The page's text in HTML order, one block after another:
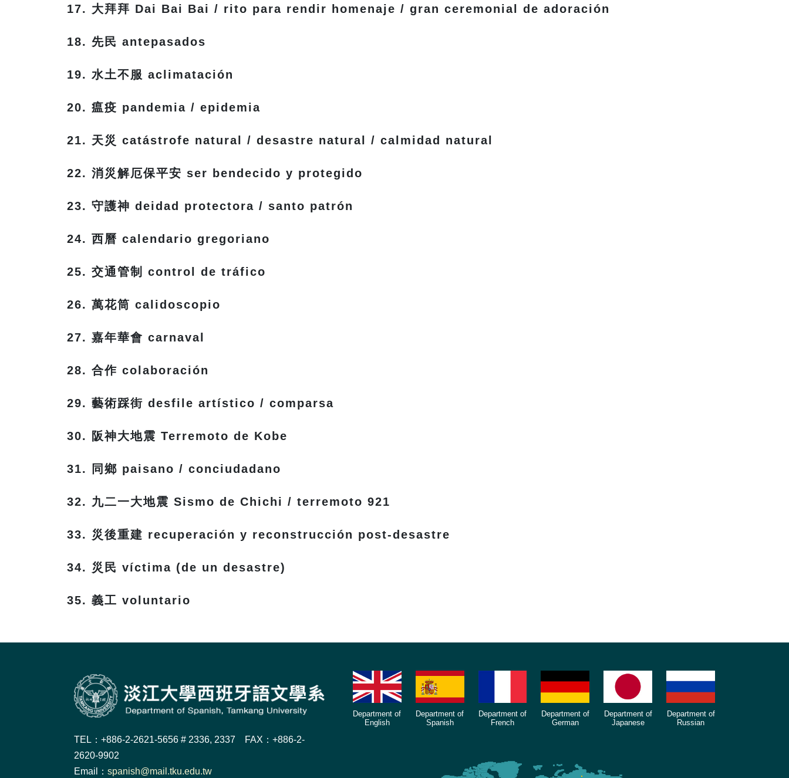
17. 大拜拜 Dai Bai Bai / rito para rendir homenaje / gran ceremonial de adoración
18. 先民 antepasados
19. 水土不服 aclimatación
20. 瘟疫 pandemia / epidemia
21. 天災 catástrofe natural / desastre natural / calmidad natural
22. 消災解厄保平安 ser bendecido y protegido
23. 守護神 deidad protectora / santo patrón
24. 西曆 calendario gregoriano
25. 交通管制 control de tráfico
26. 萬花筒 calidoscopio
27. 嘉年華會 carnaval
28. 合作 colaboración
29. 藝術踩街 desfile artístico / comparsa
30. 阪神大地震 Terremoto de Kobe
31. 同鄉 paisano / conciudadano
32. 九二一大地震 Sismo de Chichi / terremoto 921
33. 災後重建 recuperación y reconstrucción post-desastre
34. 災民 víctima (de un desastre)
35. 義工 voluntario
TEL：+886-2-2621-5656 # 2336, 2337 FAX：+886-2-
2620-9902
Email： spanish@mail.tku.edu.tw
Department of
English
Department of
Spanish
Department of
French
Department of
German
Department of
Japanese
Department of
Russian